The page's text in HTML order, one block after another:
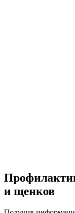
и щенков